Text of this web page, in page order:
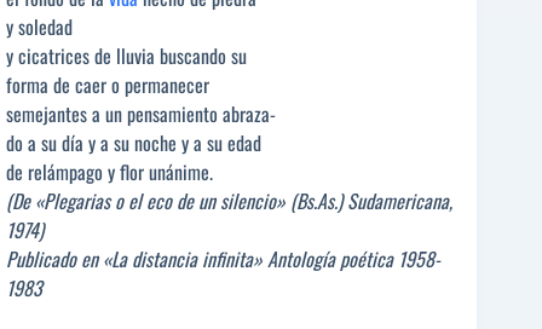
y soledad
y cicatrices de lluvia buscando su
forma de caer o permanecer
semejantes a un pensamiento abraza-
do a su día y a su noche y a su edad
de relámpago y flor unánime.
(De «Plegarias o el eco de un silencio» (Bs.As.) Sudamericana,
1974)
Publicado en «La distancia infinita» Antología poética 1958-
1983